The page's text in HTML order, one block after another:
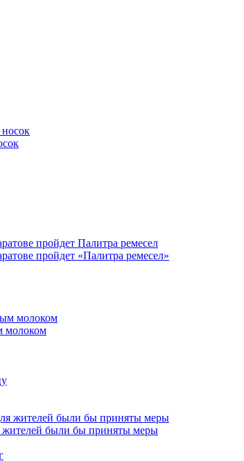
пройдет «Палитра ремесел»
молоком
жителей были бы приняты меры